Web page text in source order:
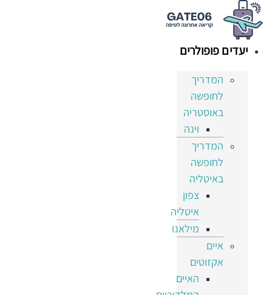
דלג
לתוכן
יעדים פופולרים
המדריך
לחופשה
באוסטריה
וינה
המדריך
לחופשה
באיטליה
צפון
איטליה
מילאנו
איים
אקזוטים
האיים